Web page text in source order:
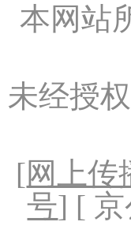
本网站
未经授
[网上传
号] [ 京